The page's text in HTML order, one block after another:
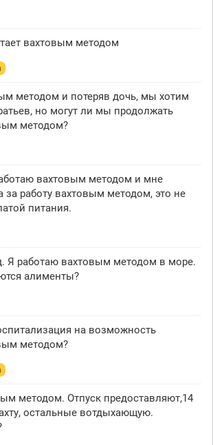
вахтовым методом
методом и потеряв дочь, мы хотим
но могут ли мы продолжать
методом?
вахтовым методом и мне
за работу вахтовым методом, это не
питания.
Я работаю вахтовым методом в море.
алименты?
на возможность
методом?
методом. Отпуск предоставляют,14
остальные вотдыхающую.